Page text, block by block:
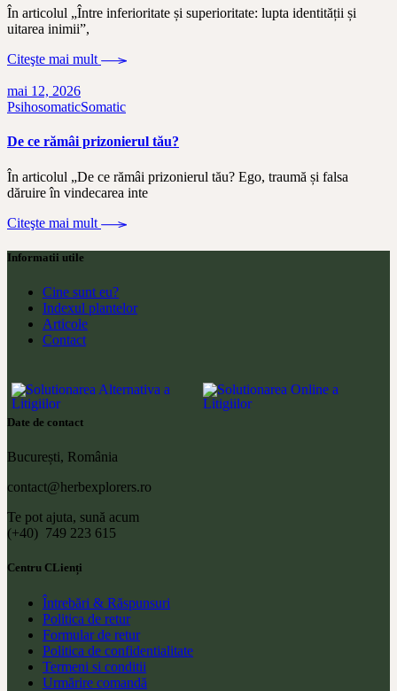
În articolul „Între inferioritate și superioritate: lupta identității și
uitarea inimii”,
Citeşte mai mult
mai 12, 2026
PsihosomaticSomatic
De ce rămâi prizonierul tău?
În articolul „De ce rămâi prizonierul tău? Ego, traumă și falsa
dăruire în vindecarea inte
Citeşte mai mult
Informatii utile
Cine sunt eu?
Indexul plantelor
Articole
Contact
Date de contact
București, România
contact@herbexplorers.ro
Te pot ajuta, sună acum
(+40) 749 223 615
Centru CLienți
Întrebări & Răspunsuri
Politica de retur
Formular de retur
Politica de confidentialitate
Termeni si conditii
Urmărire comandă